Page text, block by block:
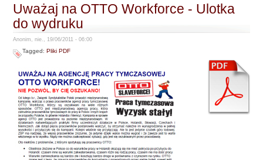
Uważaj na OTTO Workforce - Ulotka
do wydruku
Anonim, nie., 19/06/2011 - 06:00
Tagged:Pliki PDF